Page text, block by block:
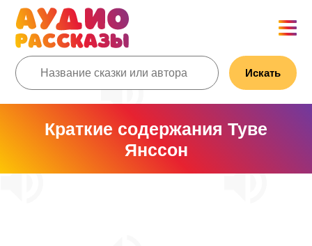
Искать
Краткие содержания Туве
Янссон